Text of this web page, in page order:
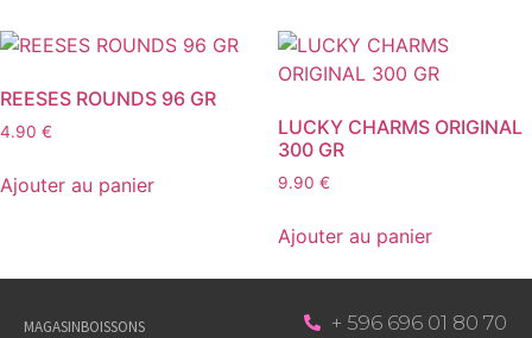
REESES ROUNDS 96 GR
4.90 €
Ajouter au panier
LUCKY CHARMS ORIGINAL
300 GR
9.90 €
Ajouter au panier
MAGASINBOISSONS
+ 596 696 01 80 70